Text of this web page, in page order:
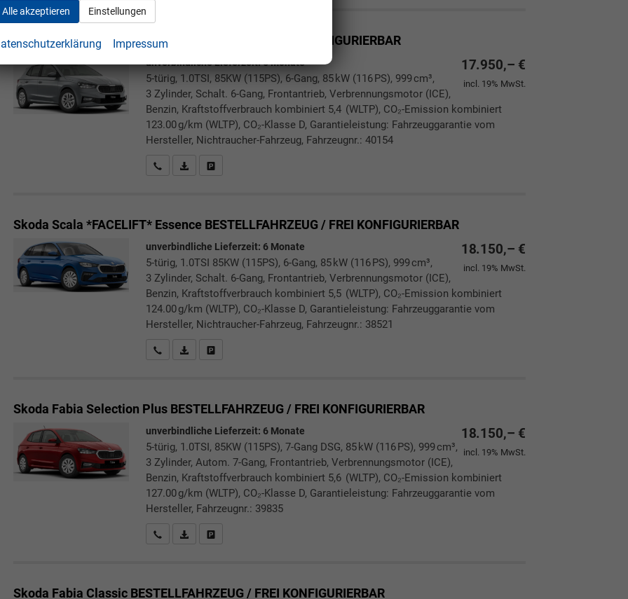
Skoda Fabia Extra Plus BESTELLFAHRZEUG / FREI KONFIGURIERBAR
17.950,– €
incl. 19% MwSt.
unverbindliche Lieferzeit:6 Monate
5-türig, 1.0TSI, 85KW (115PS), 6-Gang, 85 kW (116 PS), 999 cm³,
3 Zylinder, Schalt. 6-Gang, Frontantrieb, Verbrennungsmotor (ICE),
Benzin, Kraftstoffverbrauch kombiniert 5,4 (WLTP), CO₂-Emission kombiniert
123.00 g/km (WLTP), CO₂-Klasse D, Garantieleistung: Fahrzeuggarantie vom
Hersteller, Nichtraucher-Fahrzeug, Fahrzeugnr.: 40154
Rückrufbitte absenden
PDF-Datei, Fahrzeugexposé drucken
Drucken, parken oder vergleichen
Skoda Scala *FACELIFT* Essence BESTELLFAHRZEUG / FREI KONFIGURIERBAR
18.150,– €
incl. 19% MwSt.
unverbindliche Lieferzeit: 6 Monate
5-türig, 1.0TSI 85KW (115PS), 6-Gang, 85 kW (116 PS), 999 cm³,
3 Zylinder, Schalt. 6-Gang, Frontantrieb, Verbrennungsmotor (ICE),
Benzin, Kraftstoffverbrauch kombiniert 5,5 (WLTP), CO₂-Emission kombiniert
124.00 g/km (WLTP), CO₂-Klasse D, Garantieleistung: Fahrzeuggarantie vom
Hersteller, Nichtraucher-Fahrzeug, Fahrzeugnr.: 38521
Rückrufbitte absenden
PDF-Datei, Fahrzeugexposé drucken
Drucken, parken oder vergleichen
Skoda Fabia Selection Plus BESTELLFAHRZEUG / FREI KONFIGURIERBAR
18.150,– €
incl. 19% MwSt.
unverbindliche Lieferzeit: 6 Monate
5-türig, 1.0TSI, 85KW (115PS), 7-Gang DSG, 85 kW (116 PS), 999 cm³,
3 Zylinder, Autom. 7-Gang, Frontantrieb, Verbrennungsmotor (ICE),
Benzin, Kraftstoffverbrauch kombiniert 5,6 (WLTP), CO₂-Emission kombiniert
127.00 g/km (WLTP), CO₂-Klasse D, Garantieleistung: Fahrzeuggarantie vom
Hersteller, Fahrzeugnr.: 39835
Rückrufbitte absenden
PDF-Datei, Fahrzeugexposé drucken
Drucken, parken oder vergleichen
Skoda Fabia Classic BESTELLFAHRZEUG / FREI KONFIGURIERBAR
Alle akzeptieren Einstellungen
Impressum